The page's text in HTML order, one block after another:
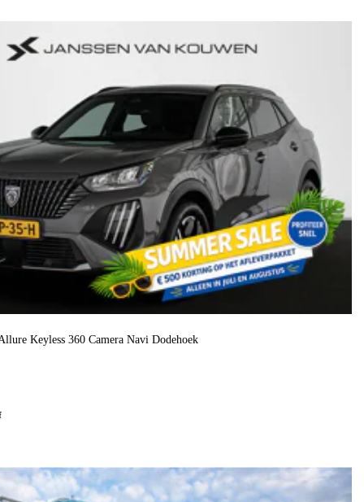
Keyless 360 Camera Navi Dodehoek